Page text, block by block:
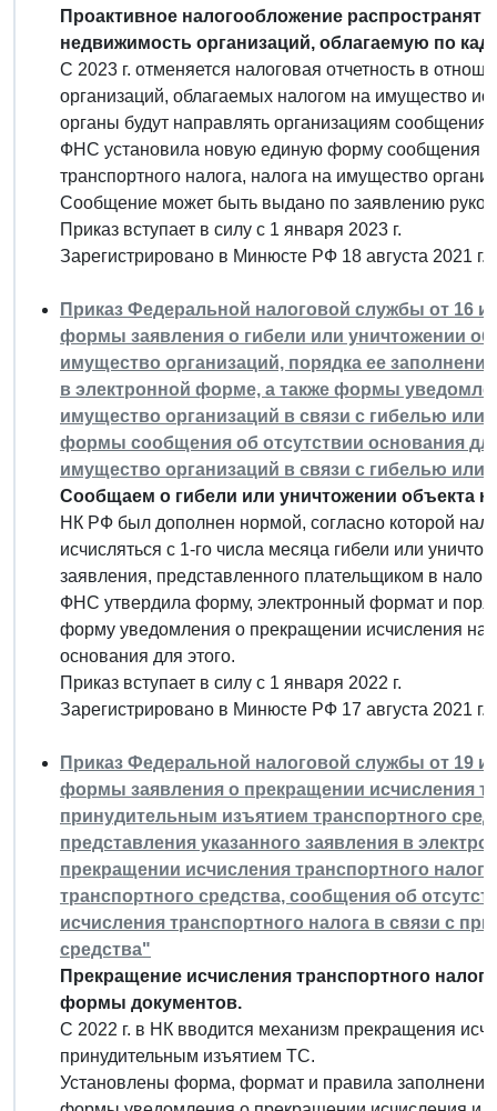
Проактивное налогообложение распространят
недвижимость организаций, облагаемую по
С 2023 г. отменяется налоговая отчетность в
организаций, облагаемых налогом на имущество
органы будут направлять организациям
ФНС установила новую единую форму сообщения
транспортного налога, налога на имущество
Сообщение может быть выдано по заявлению
Приказ вступает в силу с 1 января 2023 г.
Зарегистрировано в Минюсте РФ 18 августа 2021
Приказ Федеральной налоговой службы от 16
формы заявления о гибели или уничтожении
имущество организаций, порядка ее
в электронной форме, а также формы
имущество организаций в связи с гибелью
формы сообщения об отсутствии основания
имущество организаций в связи с гибелью
Сообщаем о гибели или уничтожении объекта
НК РФ был дополнен нормой, согласно которой
исчисляться с 1-го числа месяца гибели или
заявления, представленного плательщиком в
ФНС утвердила форму, электронный формат и
форму уведомления о прекращении исчисления
основания для этого.
Приказ вступает в силу с 1 января 2022 г.
Зарегистрировано в Минюсте РФ 17 августа 2021
Приказ Федеральной налоговой службы от 19
формы заявления о прекращении исчисления
принудительным изъятием транспортного
представления указанного заявления в
прекращении исчисления транспортного
транспортного средства, сообщения об
исчисления транспортного налога в связи с
средства"
Прекращение исчисления транспортного
формы документов.
С 2022 г. в НК вводится механизм прекращения
принудительным изъятием ТС.
Установлены форма, формат и правила